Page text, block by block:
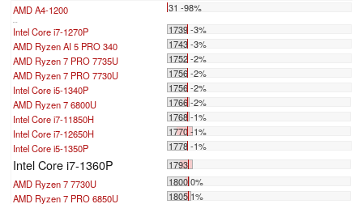
AMD A4-1200 31 -98%
...
Intel Core i7-1270P
1739 -3%
AMD Ryzen AI 5 PRO 340
1743 -3%
AMD Ryzen 7 PRO 7735U
1752 -2%
AMD Ryzen 7 PRO 7730U
1756 -2%
Intel Core i5-1340P
1756 -2%
AMD Ryzen 7 6800U
1766 -2%
Intel Core i7-11850H
1768 -1%
Intel Core i7-12650H
1770 -1%
Intel Core i5-1350P
1778 -1%
Intel Core i7-1360P
1793
AMD Ryzen 7 7730U
1800 0%
AMD Ryzen 7 PRO 6850U
1805 1%